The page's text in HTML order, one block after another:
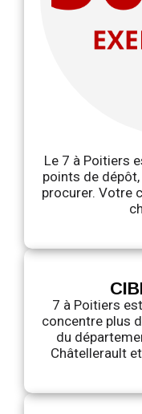
Le 7 à Poitiers
points de
procurer. Votre
7 à Poitiers
concentre plus
du
Châtellerault